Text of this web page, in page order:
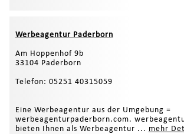
Werbeagentur Paderborn
Am Hoppenhof 9b
33104 Paderborn
Telefon: 05251 40315059
Eine Werbeagentur aus der Umgebung =
werbeagenturpaderborn.com.
bieten Ihnen als Werbeagentur ... mehr